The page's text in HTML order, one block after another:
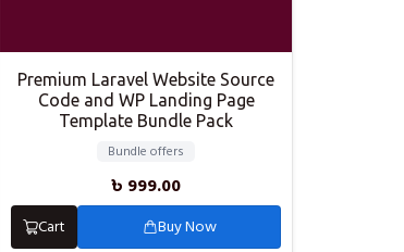
Premium Laravel Website Source
Code and WP Landing Page
Template Bundle Pack
Bundle offers
৳ 999.00
Cart Buy Now